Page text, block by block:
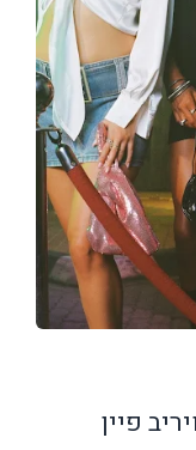
פיין